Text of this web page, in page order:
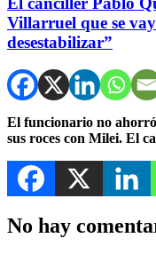
Villarruel que se
desestabilizar”
El funcionario no
sus roces con Milei. El
No hay